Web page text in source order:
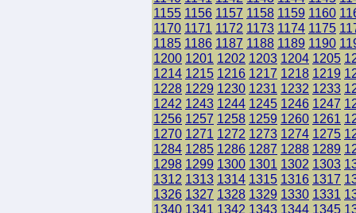
1155 1156 1157 1158 1159 1160
1170 1171 1172 1173 1174 1175
1185 1186 1187 1188 1189 1190
1200 1201 1202 1203 1204 1205
1214 1215 1216 1217 1218 1219
1228 1229 1230 1231 1232 1233
1242 1243 1244 1245 1246 1247
1256 1257 1258 1259 1260 1261
1270 1271 1272 1273 1274 1275
1284 1285 1286 1287 1288 1289
1298 1299 1300 1301 1302 1303
1312 1313 1314 1315 1316 1317
1326 1327 1328 1329 1330 1331
1340 1341 1342 1343 1344 1345